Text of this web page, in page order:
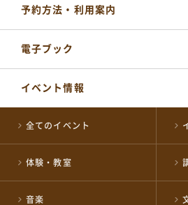
予約方法・利用案内
電子ブック
イベント情報
全てのイベント
体験・教室
音楽
各届出・証明書発行など
平日 午前8時30分～午後5時15分
休業日 日曜日・年末年始
施設の予約やお問い合わせ窓口